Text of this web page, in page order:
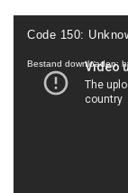
Videospeler
Code 150:
Bestand downloaden: